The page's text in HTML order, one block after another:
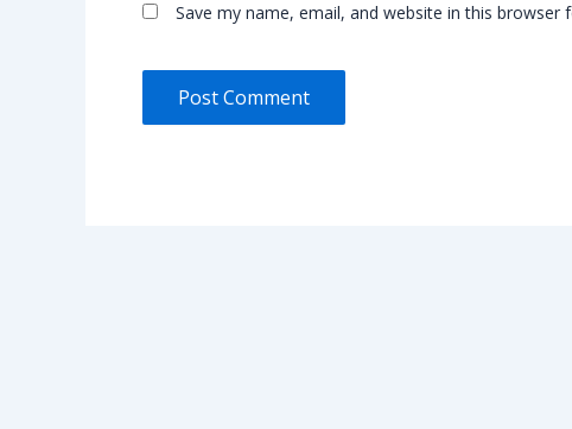
Save my name, email, and website in this